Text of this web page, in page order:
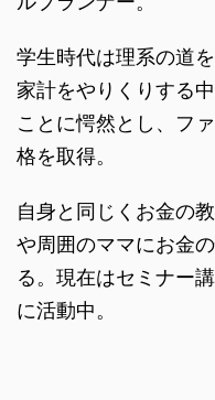
学生時代は理系の道
家計をやりくりする
ことに愕然とし、フ
格を取得。
自身と同じくお金の
や周囲のママにお金
る。現在はセミナー
に活動中。